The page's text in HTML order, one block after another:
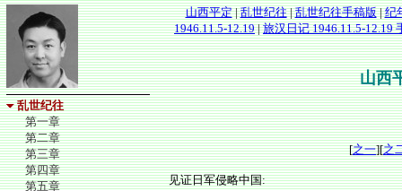
乱世纪往
第一章
第二章
第三章
第四章
第五章
山西平定|乱世纪往|乱世纪往手稿版|纪
1946.11.5-12.19|旅汉日记 1946.11.5-12.19
山西
[之一][之
见证日军侵略中国: